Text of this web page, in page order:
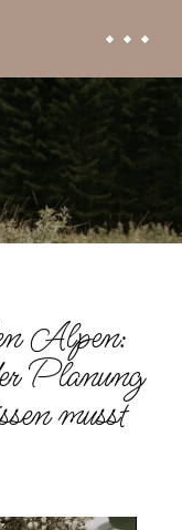
Alpen:
Planung
musst